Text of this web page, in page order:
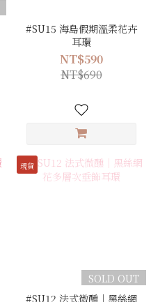
#SU15 海島假期溫柔花卉
耳環
NT$590
NT$690
現貨
SOLD OUT
#SU12 法式微醺｜黑絲網